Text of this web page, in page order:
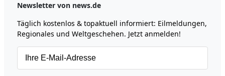
Newsletter von news.de
Täglich kostenlos & topaktuell informiert: Eilmeldungen,
Regionales und Weltgeschehen. Jetzt anmelden!